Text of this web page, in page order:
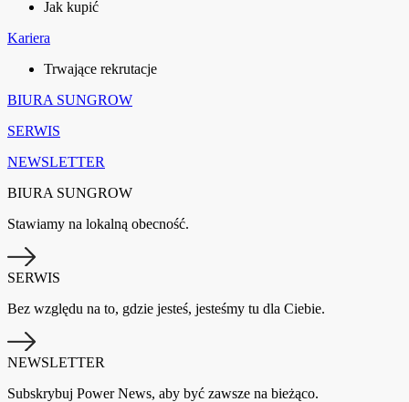
Jak kupić
Kariera
Trwające rekrutacje
BIURA SUNGROW
SERWIS
NEWSLETTER
BIURA SUNGROW
Stawiamy na lokalną obecność.
SERWIS
Bez względu na to, gdzie jesteś, jesteśmy tu dla Ciebie.
NEWSLETTER
Subskrybuj Power News, aby być zawsze na bieżąco.